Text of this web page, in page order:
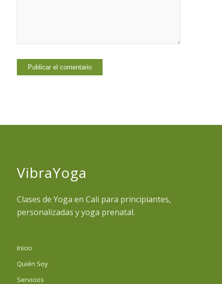
VibraYoga
Clases de Yoga en Cali para principiantes,
personalizadas y yoga prenatal.
Inicio
Quién Soy
Servicios